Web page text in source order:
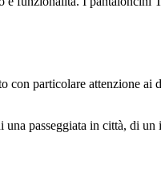
particolare attenzione
passeggiata in città, di